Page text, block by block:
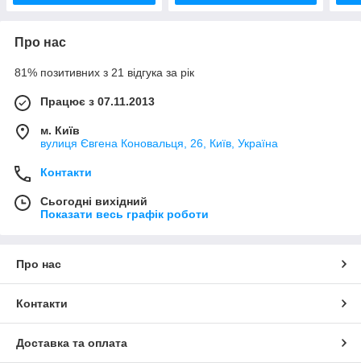
Про нас
81% позитивних з 21 відгука за рік
Працює з 07.11.2013
м. Київ
вулиця Євгена Коновальця, 26, Київ, Україна
Контакти
Сьогодні вихідний
Показати весь графік роботи
Про нас
Контакти
Доставка та оплата